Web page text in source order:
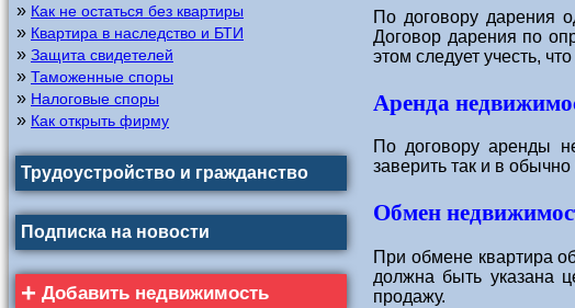
» Как не остаться без квартиры
» Квартира в наследство и БТИ
» Защита свидетелей
» Таможенные споры
» Налоговые споры
» Как открыть фирму
Трудоустройство и гражданство
Подписка на новости
+ Добавить недвижимость
По договору дарения
Договор дарения по
этом следует учесть,
Аренда
По договору аренды
заверить так и в
Обмен
При обмене квартира
должна быть указана
продажу.